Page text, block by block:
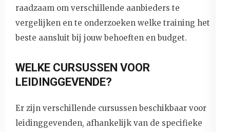
raadzaam om verschillende aanbieders te
vergelijken en te onderzoeken welke training het
beste aansluit bij jouw behoeften en budget.
WELKE CURSUSSEN VOOR
LEIDINGGEVENDE?
Er zijn verschillende cursussen beschikbaar voor
leidinggevenden, afhankelijk van de specifieke